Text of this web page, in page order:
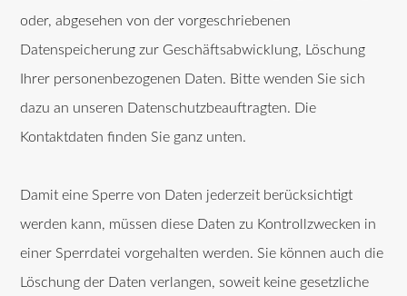
oder, abgesehen von der vorgeschriebenen
Datenspeicherung zur Geschäftsabwicklung, Löschung
Ihrer personenbezogenen Daten. Bitte wenden Sie sich
dazu an unseren Datenschutzbeauftragten. Die
Kontaktdaten finden Sie ganz unten.
Damit eine Sperre von Daten jederzeit berücksichtigt
werden kann, müssen diese Daten zu Kontrollzwecken in
einer Sperrdatei vorgehalten werden. Sie können auch die
Löschung der Daten verlangen, soweit keine gesetzliche